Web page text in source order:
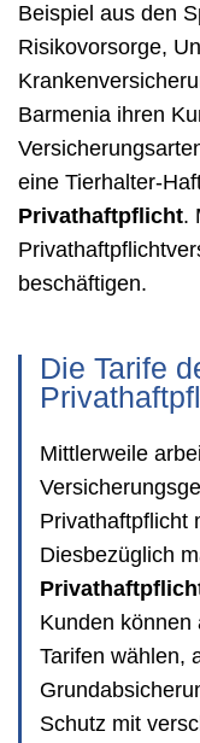
Beispiel aus den
Risikovorsorge,
Barmenia ihren
eine Tierhalter-
Privathaftpflicht.
beschäftigen.
Die Tarife
Mittlerweile
Privathaftpflicht
Diesbezüglich
Kunden können
Tarifen wählen,
Schutz mit